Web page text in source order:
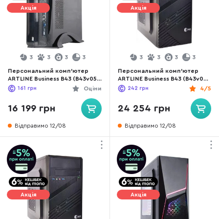
Акція
3 3 3 3
Персональний комп'ютер
ARTLINE Business B43 (B43v05)
- AMD Ryzen 3 / 8 ГБ DDR4 /
SATA 3 SSD 240 ГБ / AMD /
Radeon Graphics, UMA / 400 Вт
Оціни
161 грн
16 199 грн
Відправимо 12/08
Акція
3 3 3 3
Персональний комп'ютер
ARTLINE Business B43 (B43v08)
- AMD Ryzen 3 Pro 4350G / 16
ГБ DDR4 / HDD + SSD 1 ТБ +
Graphics, UMA / 400 Вт
4/5
242 грн
24 254 грн
Відправимо 12/08
Акція Акція